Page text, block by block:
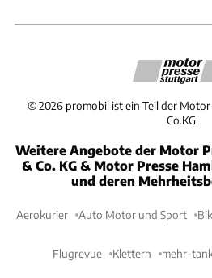
©2026 promobil ist ein Teil der
Co.KG
Weitere Angebote der Motor
& Co. KG & Motor Presse
und deren
Aerokurier Auto Motor und Sport
Flugrevue Klettern mehr-